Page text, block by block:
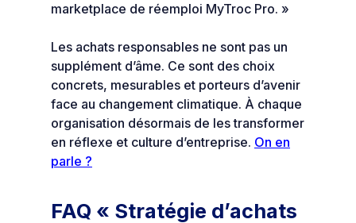
marketplace de réemploi MyTroc Pro. »
Les achats responsables ne sont pas un
supplément d’âme. Ce sont des choix
concrets, mesurables et porteurs d’avenir
face au changement climatique. À chaque
organisation désormais de les transformer
en réflexe et culture d’entreprise. On en
parle ?
FAQ « Stratégie d’achats